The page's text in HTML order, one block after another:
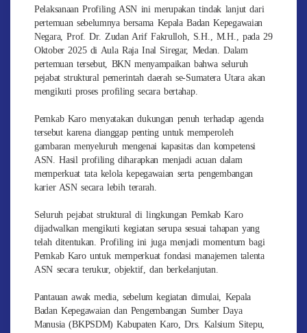
Pelaksanaan Profiling ASN ini merupakan tindak lanjut dari
pertemuan sebelumnya bersama Kepala Badan Kepegawaian
Negara, Prof. Dr. Zudan Arif Fakrulloh, S.H., M.H., pada 29
Oktober 2025 di Aula Raja Inal Siregar, Medan. Dalam
pertemuan tersebut, BKN menyampaikan bahwa seluruh
pejabat struktural pemerintah daerah se-Sumatera Utara akan
mengikuti proses profiling secara bertahap.
Pemkab Karo menyatakan dukungan penuh terhadap agenda
tersebut karena dianggap penting untuk memperoleh
gambaran menyeluruh mengenai kapasitas dan kompetensi
ASN. Hasil profiling diharapkan menjadi acuan dalam
memperkuat tata kelola kepegawaian serta pengembangan
karier ASN secara lebih terarah.
Seluruh pejabat struktural di lingkungan Pemkab Karo
dijadwalkan mengikuti kegiatan serupa sesuai tahapan yang
telah ditentukan. Profiling ini juga menjadi momentum bagi
Pemkab Karo untuk memperkuat fondasi manajemen talenta
ASN secara terukur, objektif, dan berkelanjutan.
Pantauan awak media, sebelum kegiatan dimulai, Kepala
Badan Kepegawaian dan Pengembangan Sumber Daya
Manusia (BKPSDM) Kabupaten Karo, Drs. Kalsium Sitepu,